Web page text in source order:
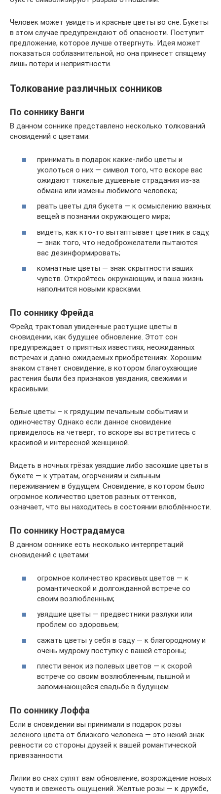
Человек может увидеть и красные цветы во сне. Букеты
в этом случае предупреждают об опасности. Поступит
предложение, которое лучше отвергнуть. Идея может
показаться соблазнительной, но она принесет спящему
лишь потери и неприятности.
Толкование различных сонников
По соннику Ванги
В данном соннике представлено несколько толкований
сновидений с цветами:
принимать в подарок какие-либо цветы и
уколоться о них — символ того, что вскоре вас
ожидают тяжелые душевные страдания из-за
обмана или измены любимого человека;
рвать цветы для букета — к осмыслению важных
вещей в познании окружающего мира;
видеть, как кто-то вытаптывает цветник в саду,
— знак того, что недоброжелатели пытаются
вас дезинформировать;
комнатные цветы — знак скрытности ваших
чувств. Откройтесь окружающим, и ваша жизнь
наполнится новыми красками.
По соннику Фрейда
Фрейд трактовал увиденные растущие цветы в
сновидении, как будущее обновление. Этот сон
предупреждает о приятных известиях, неожиданных
встречах и давно ожидаемых приобретениях. Хорошим
знаком станет сновидение, в котором благоухающие
растения были без признаков увядания, свежими и
красивыми.
Белые цветы – к грядущим печальным событиям и
одиночеству. Однако если данное сновидение
привиделось на четверг, то вскоре вы встретитесь с
красивой и интересной женщиной.
Видеть в ночных грёзах увядшие либо засохшие цветы в
букете — к утратам, огорчениям и сильным
переживанием в будущем. Сновидение, в котором было
огромное количество цветов разных оттенков,
означает, что вы находитесь в состоянии влюблённости.
По соннику Нострадамуса
В данном соннике есть несколько интерпретаций
сновидений с цветами:
огромное количество красивых цветов — к
романтической и долгожданной встрече со
своим возлюбленным;
увядшие цветы — предвестники разлуки или
проблем со здоровьем;
сажать цветы у себя в саду — к благородному и
очень мудрому поступку с вашей стороны;
плести венок из полевых цветов — к скорой
встрече со своим возлюбленным, пышной и
запоминающейся свадьбе в будущем.
По соннику Лоффа
Если в сновидении вы принимали в подарок розы
зелёного цвета от близкого человека — это некий знак
ревности со стороны друзей к вашей романтической
привязанности.
Лилии во снах сулят вам обновление, возрождение новых
чувств и свежесть ощущений. Желтые розы — к дружбе,